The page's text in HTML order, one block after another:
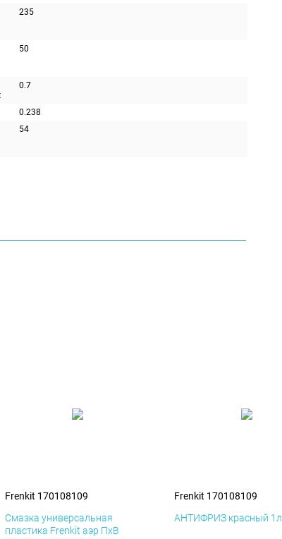
235
50
0.7
0.238
54
Frenkit 170108109
Смазка универсальная
пластика Frenkit аэр ПхВ
Frenkit 170108109
АНТИФРИЗ красный 1л.